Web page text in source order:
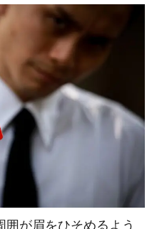
が眉をひそめるよう